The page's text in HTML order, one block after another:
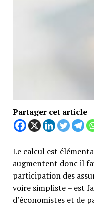
Partager cet article
Le calcul est
augmentent donc il
participation des
voire simpliste – est
d’économistes et de